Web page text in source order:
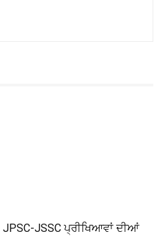
JPSC-JSSC ਪ੍ਰੀਖਿਆਵਾਂ ਦੀਆਂ